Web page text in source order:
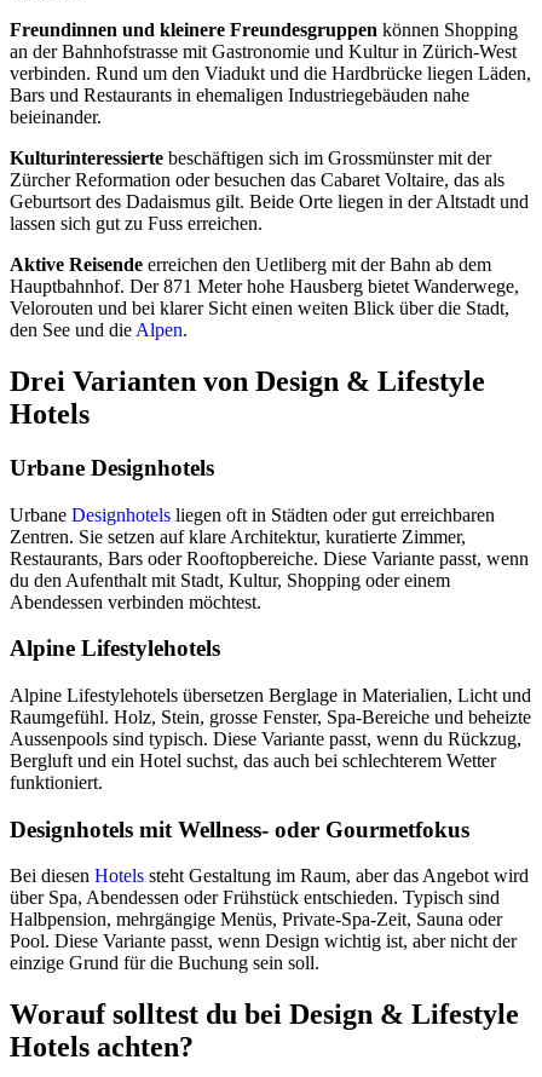
Freundinnen und kleinere Freundesgruppen können Shopping
an der Bahnhofstrasse mit Gastronomie und Kultur in Zürich-West
verbinden. Rund um den Viadukt und die Hardbrücke liegen Läden,
Bars und Restaurants in ehemaligen Industriegebäuden nahe
beieinander.
Kulturinteressierte beschäftigen sich im Grossmünster mit der
Zürcher Reformation oder besuchen das Cabaret Voltaire, das als
Geburtsort des Dadaismus gilt. Beide Orte liegen in der Altstadt und
lassen sich gut zu Fuss erreichen.
Aktive Reisende erreichen den Uetliberg mit der Bahn ab dem
Hauptbahnhof. Der 871 Meter hohe Hausberg bietet Wanderwege,
Velorouten und bei klarer Sicht einen weiten Blick über die Stadt,
den See und die Alpen.
Drei Varianten von Design & Lifestyle
Hotels
Urbane Designhotels
Urbane Designhotels liegen oft in Städten oder gut erreichbaren
Zentren. Sie setzen auf klare Architektur, kuratierte Zimmer,
Restaurants, Bars oder Rooftopbereiche. Diese Variante passt, wenn
du den Aufenthalt mit Stadt, Kultur, Shopping oder einem
Abendessen verbinden möchtest.
Alpine Lifestylehotels
Alpine Lifestylehotels übersetzen Berglage in Materialien, Licht und
Raumgefühl. Holz, Stein, grosse Fenster, Spa-Bereiche und beheizte
Aussenpools sind typisch. Diese Variante passt, wenn du Rückzug,
Bergluft und ein Hotel suchst, das auch bei schlechterem Wetter
funktioniert.
Designhotels mit Wellness- oder Gourmetfokus
Bei diesen Hotels steht Gestaltung im Raum, aber das Angebot wird
über Spa, Abendessen oder Frühstück entschieden. Typisch sind
Halbpension, mehrgängige Menüs, Private-Spa-Zeit, Sauna oder
Pool. Diese Variante passt, wenn Design wichtig ist, aber nicht der
einzige Grund für die Buchung sein soll.
Worauf solltest du bei Design & Lifestyle
Hotels achten?